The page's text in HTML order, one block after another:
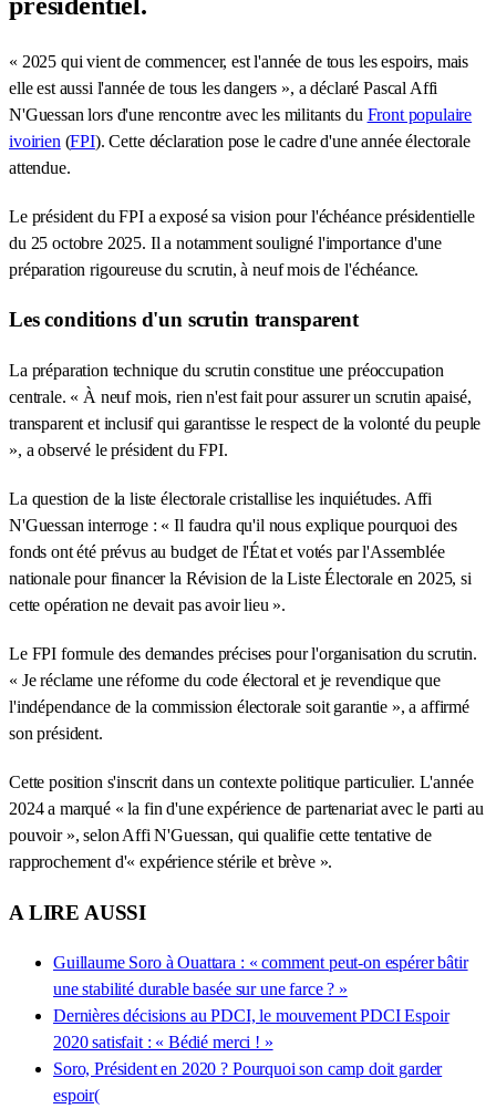
« 2025 qui vient de commencer, est l'année de tous les espoirs, mais
elle est aussi l'année de tous les dangers », a déclaré Pascal Affi
N'Guessan lors d'une rencontre avec les militants du Front populaire
ivoirien (FPI). Cette déclaration pose le cadre d'une année électorale
attendue.
Le président du FPI a exposé sa vision pour l'échéance présidentielle
du 25 octobre 2025. Il a notamment souligné l'importance d'une
préparation rigoureuse du scrutin, à neuf mois de l'échéance.
Les conditions d'un scrutin transparent
La préparation technique du scrutin constitue une préoccupation
centrale. « À neuf mois, rien n'est fait pour assurer un scrutin apaisé,
transparent et inclusif qui garantisse le respect de la volonté du peuple
», a observé le président du FPI.
La question de la liste électorale cristallise les inquiétudes. Affi
N'Guessan interroge : « Il faudra qu'il nous explique pourquoi des
fonds ont été prévus au budget de l'État et votés par l'Assemblée
nationale pour financer la Révision de la Liste Électorale en 2025, si
cette opération ne devait pas avoir lieu ».
Le FPI formule des demandes précises pour l'organisation du scrutin.
« Je réclame une réforme du code électoral et je revendique que
l'indépendance de la commission électorale soit garantie », a affirmé
son président.
Cette position s'inscrit dans un contexte politique particulier. L'année
2024 a marqué « la fin d'une expérience de partenariat avec le parti au
pouvoir », selon Affi N'Guessan, qui qualifie cette tentative de
rapprochement d'« expérience stérile et brève ».
A LIRE AUSSI
Guillaume Soro à Ouattara : « comment peut-on espérer bâtir
une stabilité durable basée sur une farce ? »
Dernières décisions au PDCI, le mouvement PDCI Espoir
2020 satisfait : « Bédié merci ! »
Soro, Président en 2020 ? Pourquoi son camp doit garder
espoir(